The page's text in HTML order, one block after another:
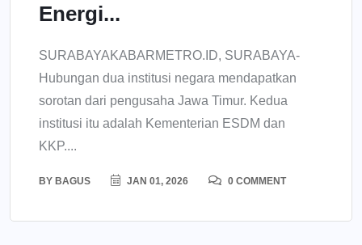
Energi...
SURABAYAKABARMETRO.ID, SURABAYA-
Hubungan dua institusi negara mendapatkan
sorotan dari pengusaha Jawa Timur. Kedua
institusi itu adalah Kementerian ESDM dan
KKP....
BY BAGUS JAN 01, 2026 0 COMMENT